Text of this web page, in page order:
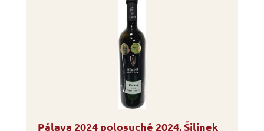
Pálava 2024 polosuché 2024, Šilinek